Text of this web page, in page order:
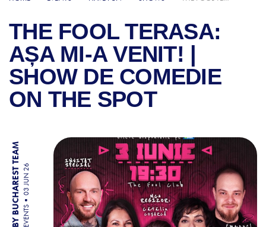
THE FOOL TERASA:
AȘA MI-A VENIT! |
SHOW DE COMEDIE
ON THE SPOT
BY BUCHAREST TEAM EVENTS
03 JUN 26